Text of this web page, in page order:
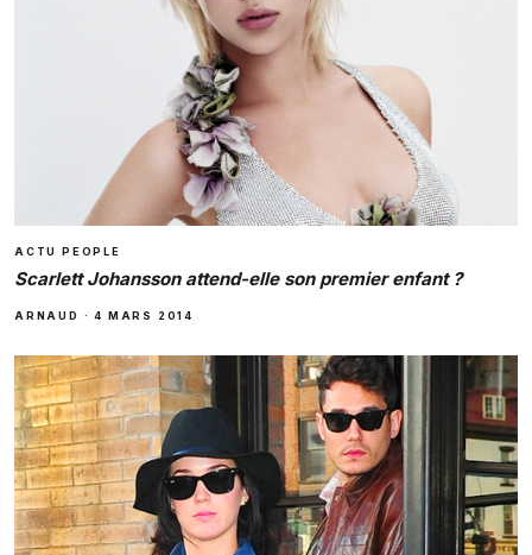
ACTU PEOPLE
Scarlett Johansson attend-elle son premier enfant ?
ARNAUD ·4 MARS 2014